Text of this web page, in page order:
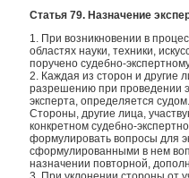
Статья 79. Назначение
1. При возникновении в
областях науки, техники,
поручено судебно-
2. Каждая из сторон и другие
разрешению при проведении
эксперта, определяется
Стороны, другие лица,
конкретном судебно-
формулировать вопросы для
сформулированными в нем
назначении повторной,